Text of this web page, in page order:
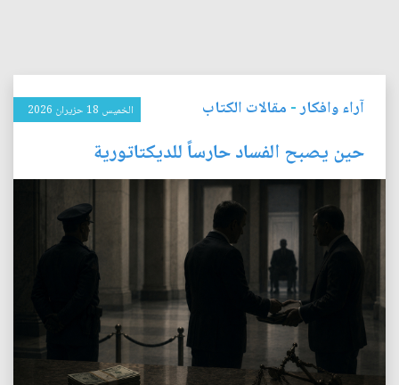
آراء وافكار- مقالات الكتاب الخميس 18 حزيران 2026
حين يصبح الفساد حارساً للديكتاتورية